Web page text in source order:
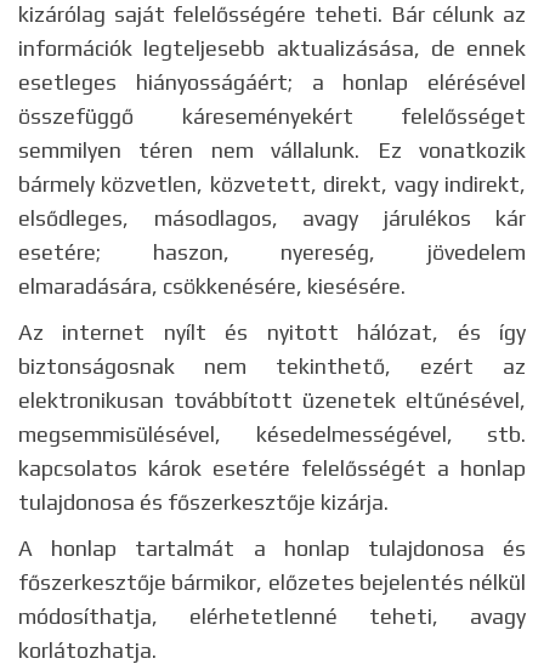
kizárólag saját felelősségére teheti. Bár célunk az
információk legteljesebb aktualizásása, de ennek
esetleges hiányosságáért; a honlap elérésével
összefüggő káreseményekért felelősséget
semmilyen téren nem vállalunk. Ez vonatkozik
bármely közvetlen, közvetett, direkt, vagy indirekt,
elsődleges, másodlagos, avagy járulékos kár
esetére; haszon, nyereség, jövedelem
elmaradására, csökkenésére, kiesésére.
Az internet nyílt és nyitott hálózat, és így
biztonságosnak nem tekinthető, ezért az
elektronikusan továbbított üzenetek eltűnésével,
megsemmisülésével, késedelmességével, stb.
kapcsolatos károk esetére felelősségét a honlap
tulajdonosa és főszerkesztője kizárja.
A honlap tartalmát a honlap tulajdonosa és
főszerkesztője bármikor, előzetes bejelentés nélkül
módosíthatja, elérhetetlenné teheti, avagy
korlátozhatja.